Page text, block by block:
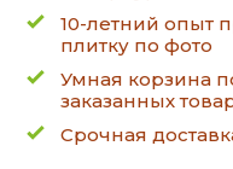
10-летний опыт
плитку по фото
Умная корзина
заказанных
Срочная